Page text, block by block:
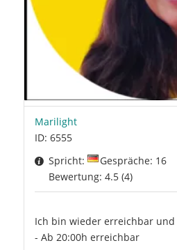
Marilight
ID: 6555
Spricht:
Gespräche: 16
Bewertung: 4.5 (4)
Ich bin wieder erreichbar und
- Ab 20:00h erreichbar